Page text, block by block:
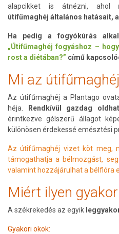
alapcikket is átnézni, ahol
útifűmaghéj általános hatásait,
Ha pedig a fogyókúrás
„Útifűmaghéj fogyáshoz –
rost a diétában?” című
Mi az
Az útifűmaghéj a Plantago
héja.
Rendkívül gazdag
érintkezve gélszerű állagot
különösen érdekessé emésztési
Az útifűmaghéj vizet köt meg,
támogathatja a bélmozgást,
valamint hozzájárulhat a bélflóra
Miért ilyen
A székrekedés az egyik
Gyakori okok: